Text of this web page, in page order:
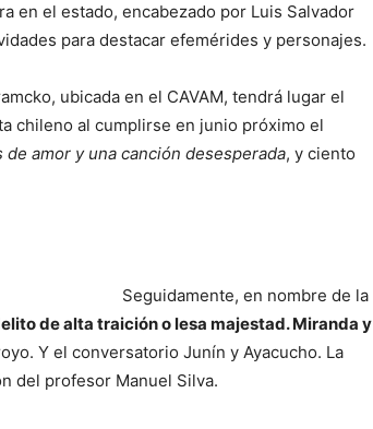
en el estado, encabezado por Luis Salvador
para destacar efemérides y personajes.
ubicada en el CAVAM, tendrá lugar el
chileno al cumplirse en junio próximo el
de amor y una canción desesperada, y ciento
Seguidamente, en nombre de la
de alta traición o lesa majestad. Miranda y
Y el conversatorio Junín y Ayacucho. La
del profesor Manuel Silva.